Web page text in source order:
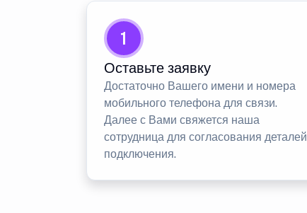
1
Оставьте заявку
Достаточно Вашего имени и номера
мобильного телефона для связи.
Далее с Вами свяжется наша
сотрудница для согласования деталей
подключения.